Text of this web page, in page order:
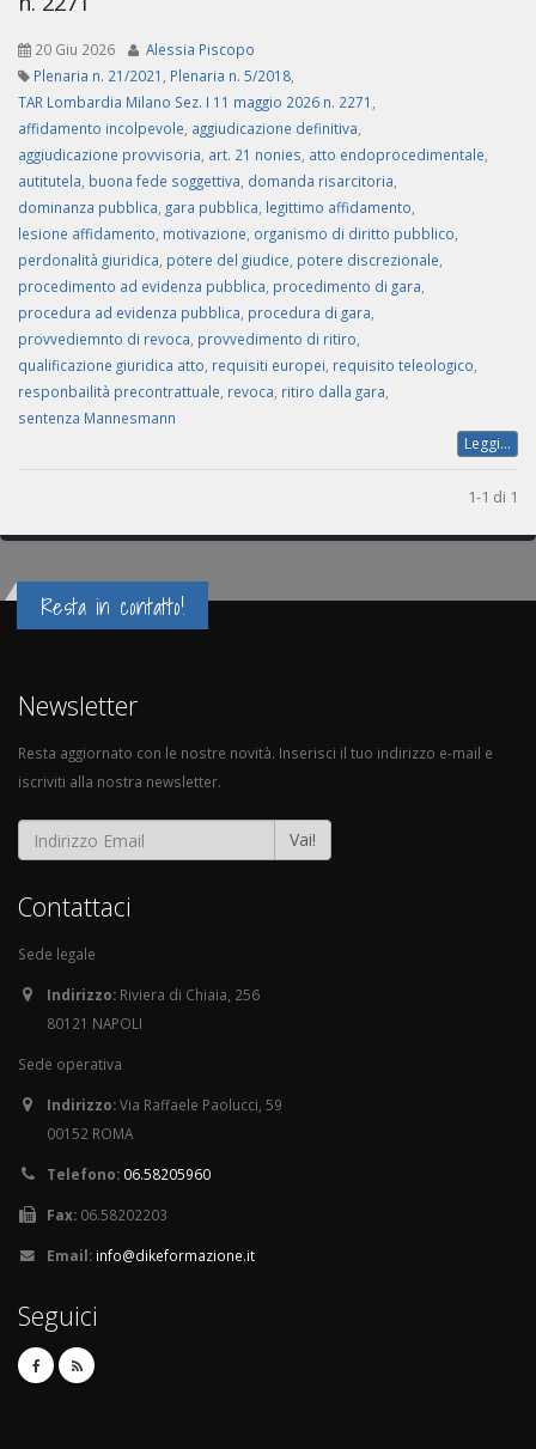
20 Giu 2026
Alessia Piscopo
Plenaria n. 21/2021
Plenaria n. 5/2018
TAR Lombardia Milano Sez. I 11 maggio 2026 n. 2271
affidamento incolpevole aggiudicazione definitiva
aggiudicazione provvisoria art. 21 nonies atto endoprocedimentale
autitutela buona fede soggettiva domanda risarcitoria
dominanza pubblica gara pubblica legittimo affidamento
lesione affidamento motivazione organismo di diritto pubblico
perdonalità giuridica potere del giudice potere discrezionale
procedimento ad evidenza pubblica procedimento di gara
procedura ad evidenza pubblica procedura di gara
provvediemnto di revoca provvedimento di ritiro
qualificazione giuridica atto requisiti europei requisito teleologico
responbailità precontrattuale revoca ritiro dalla gara
sentenza Mannesmann
Leggi...
1-1 di 1
Resta in contatto!
Newsletter
Resta aggiornato con le nostre novità. Inserisci il tuo indirizzo e-mail e
iscriviti alla nostra newsletter.
Vai!
Contattaci
Sede legale
Indirizzo: Riviera di Chiaia, 256
80121 NAPOLI
Sede operativa
Indirizzo:Via Raffaele Paolucci, 59
00152 ROMA
Telefono: 06.58205960
Fax: 06.58202203
Email: info@dikeformazione.it
Seguici